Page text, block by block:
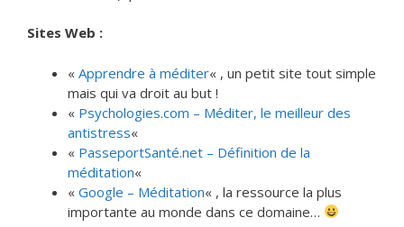
Sites Web :
« Apprendre à méditer« , un petit site tout simple
mais qui va droit au but !
« Psychologies.com – Méditer, le meilleur des
antistress«
« PasseportSanté.net – Définition de la
méditation«
« Google – Méditation« , la ressource la plus
importante au monde dans ce domaine…